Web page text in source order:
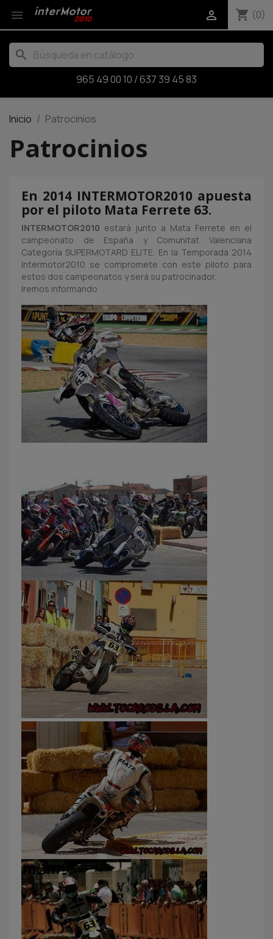
 shopping_cart (0)

search
965 49 00 10 /637 39 45 83
Inicio Patrocinios
Patrocinios
En 2014 INTERMOTOR2010 apuesta
por el piloto Mata Ferrete 63.
INTERMOTOR2010 estará junto a Mata Ferrete en el
campeonato de España y Comunitat Valenciana
Categoría SUPERMOTARD ELITE. En la Temporada 2014
Intermotor2010 se compromete con este piloto para
estos dos campeonatos y será su patrocinador.
Iremos informando